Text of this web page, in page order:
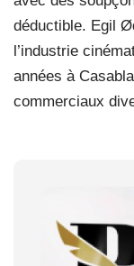
déductible. Egil
l’industrie
années à
commerciaux